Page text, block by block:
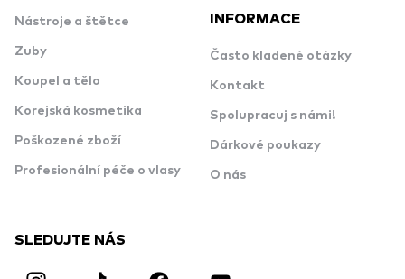
Nástroje a štětce
Zuby
Koupel a tělo
Korejská kosmetika
Poškozené zboží
Profesionální péče o vlasy
INFORMACE
Často kladené otázky
Kontakt
Spolupracuj s námi!
Dárkové poukazy
O nás
SLEDUJTE NÁS